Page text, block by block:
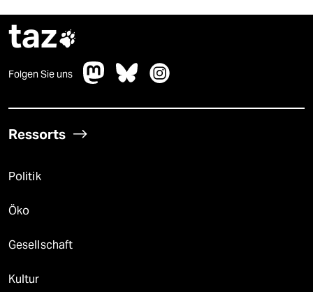
taz
Folgen Sie uns
Ressorts
Politik
Öko
Gesellschaft
Kultur